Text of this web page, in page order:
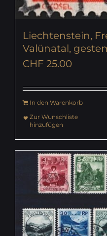
Liechtenstein,
Valünatal,
CHF 25.00
In den Warenkorb
Zur Wunschliste
hinzufügen